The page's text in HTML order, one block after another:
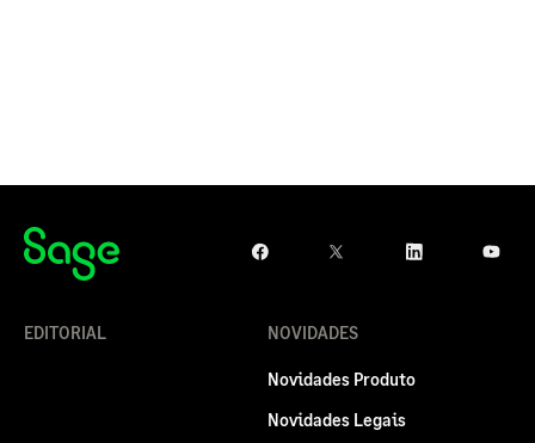
EDITORIAL NOVIDADES
Novidades Produto
Novidades Legais